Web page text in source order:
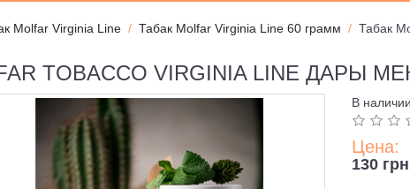
Molfar Virginia Line Табак Molfar Virginia Line 60 грамм Табак
TOBACCO VIRGINIA LINE ДАРЫ
В наличии
Цена:
130